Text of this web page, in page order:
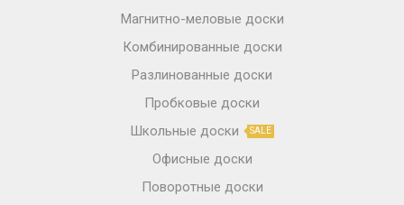
Магнитно-меловые доски
Комбинированные доски
Разлинованные доски
Пробковые доски
Школьные доски
SALE
Офисные доски
Поворотные доски